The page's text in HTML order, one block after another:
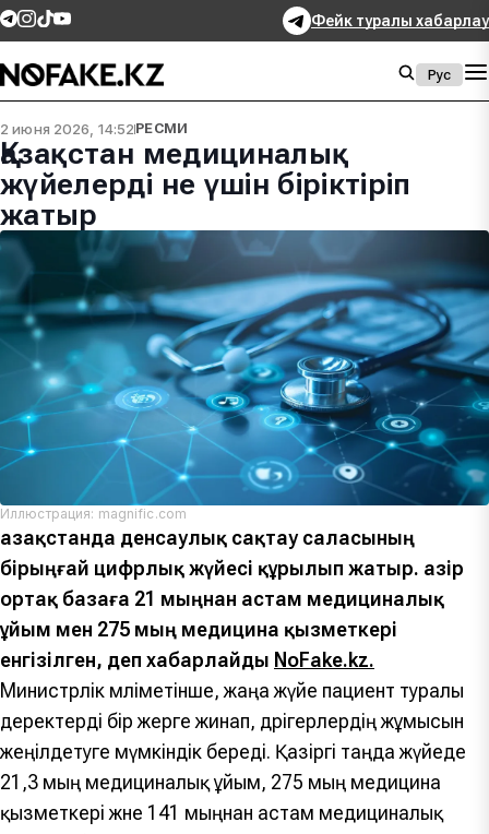
Фейк туралы хабарлау
Рус
2 июня 2026, 14:52РЕСМИ
Қазақстан медициналық
жүйелерді не үшін біріктіріп
жатыр
Иллюстрация: magnific.com
Қазақстанда денсаулық сақтау саласының
бірыңғай цифрлық жүйесі құрылып жатыр. Қазір
ортақ базаға 21 мыңнан астам медициналық
ұйым мен 275 мың медицина қызметкері
енгізілген, деп хабарлайды NoFake.kz.
Министрлік мәліметінше, жаңа жүйе пациент туралы
деректерді бір жерге жинап, дәрігерлердің жұмысын
жеңілдетуге мүмкіндік береді. Қазіргі таңда жүйеде
21,3 мың медициналық ұйым, 275 мың медицина
қызметкері және 141 мыңнан астам медициналық